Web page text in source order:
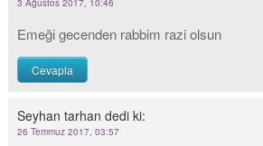
3 Ağustos 2017, 10:46
Emeği gecenden rabbim razi olsun
Cevapla
Seyhan tarhan dedi ki:
26 Temmuz 2017, 03:57